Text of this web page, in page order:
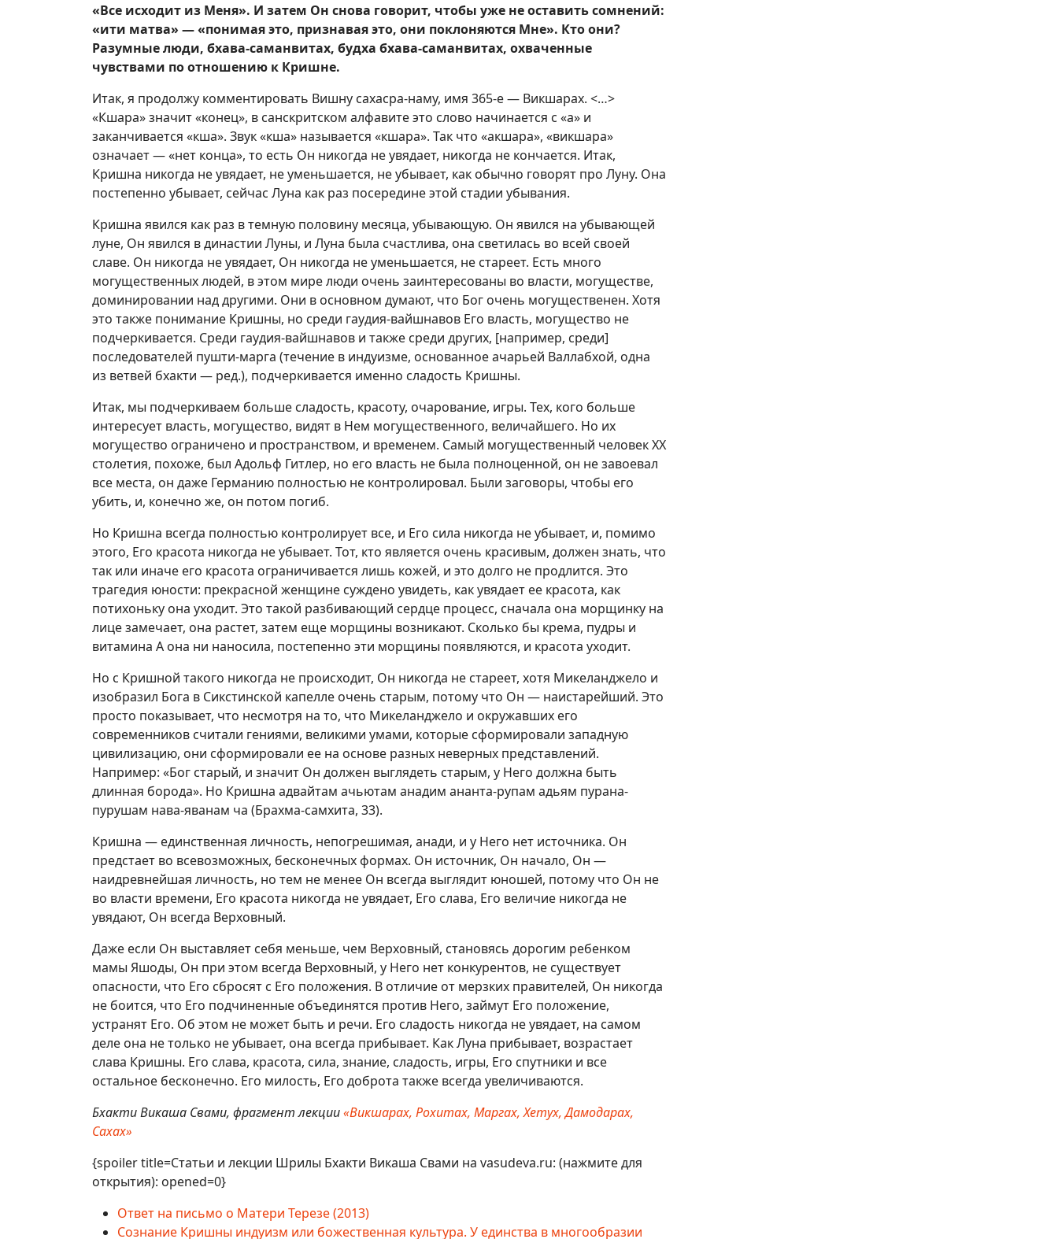
«Все исходит из Меня». И затем Он снова говорит, чтобы уже не оставить сомнений:
«ити матва» — «понимая это, признавая это, они поклоняются Мне». Кто они?
Разумные люди, бхава-саманвитах, будха бхава-саманвитах, охваченные
чувствами по отношению к Кришне.
Итак, я продолжу комментировать Вишну сахасра-наму, имя 365-е — Викшарах. <…>
«Кшара» значит «конец», в санскритском алфавите это слово начинается с «а» и
заканчивается «кша». Звук «кша» называется «кшара». Так что «акшара», «викшара»
означает — «нет конца», то есть Он никогда не увядает, никогда не кончается. Итак,
Кришна никогда не увядает, не уменьшается, не убывает, как обычно говорят про Луну. Она
постепенно убывает, сейчас Луна как раз посередине этой стадии убывания.
Кришна явился как раз в темную половину месяца, убывающую. Он явился на убывающей
луне, Он явился в династии Луны, и Луна была счастлива, она светилась во всей своей
славе. Он никогда не увядает, Он никогда не уменьшается, не стареет. Есть много
могущественных людей, в этом мире люди очень заинтересованы во власти, могуществе,
доминировании над другими. Они в основном думают, что Бог очень могущественен. Хотя
это также понимание Кришны, но среди гаудия-вайшнавов Его власть, могущество не
подчеркивается. Среди гаудия-вайшнавов и также среди других, [например, среди]
последователей пушти-марга (течение в индуизме, основанное ачарьей Валлабхой, одна
из ветвей бхакти — ред.), подчеркивается именно сладость Кришны.
Итак, мы подчеркиваем больше сладость, красоту, очарование, игры. Тех, кого больше
интересует власть, могущество, видят в Нем могущественного, величайшего. Но их
могущество ограничено и пространством, и временем. Самый могущественный человек XX
столетия, похоже, был Адольф Гитлер, но его власть не была полноценной, он не завоевал
все места, он даже Германию полностью не контролировал. Были заговоры, чтобы его
убить, и, конечно же, он потом погиб.
Но Кришна всегда полностью контролирует все, и Его сила никогда не убывает, и, помимо
этого, Его красота никогда не убывает. Тот, кто является очень красивым, должен знать, что
так или иначе его красота ограничивается лишь кожей, и это долго не продлится. Это
трагедия юности: прекрасной женщине суждено увидеть, как увядает ее красота, как
потихоньку она уходит. Это такой разбивающий сердце процесс, сначала она морщинку на
лице замечает, она растет, затем еще морщины возникают. Сколько бы крема, пудры и
витамина А она ни наносила, постепенно эти морщины появляются, и красота уходит.
Но с Кришной такого никогда не происходит, Он никогда не стареет, хотя Микеланджело и
изобразил Бога в Сикстинской капелле очень старым, потому что Он — наистарейший. Это
просто показывает, что несмотря на то, что Микеланджело и окружавших его
современников считали гениями, великими умами, которые сформировали западную
цивилизацию, они сформировали ее на основе разных неверных представлений.
Например: «Бог старый, и значит Он должен выглядеть старым, у Него должна быть
длинная борода». Но Кришна адвайтам ачьютам анадим ананта-рупам адьям пурана-
пурушам нава-яванам ча (Брахма-самхита, 33).
Кришна — единственная личность, непогрешимая, анади, и у Него нет источника. Он
предстает во всевозможных, бесконечных формах. Он источник, Он начало, Он —
наидревнейшая личность, но тем не менее Он всегда выглядит юношей, потому что Он не
во власти времени, Его красота никогда не увядает, Его слава, Его величие никогда не
увядают, Он всегда Верховный.
Даже если Он выставляет себя меньше, чем Верховный, становясь дорогим ребенком
мамы Яшоды, Он при этом всегда Верховный, у Него нет конкурентов, не существует
опасности, что Его сбросят с Его положения. В отличие от мерзких правителей, Он никогда
не боится, что Его подчиненные объединятся против Него, займут Его положение,
устранят Его. Об этом не может быть и речи. Его сладость никогда не увядает, на самом
деле она не только не убывает, она всегда прибывает. Как Луна прибывает, возрастает
слава Кришны. Его слава, красота, сила, знание, сладость, игры, Его спутники и все
остальное бесконечно. Его милость, Его доброта также всегда увеличиваются.
Бхакти Викаша Свами, фрагмент лекции«Викшарах, Рохитах, Маргах, Хетух, Дамодарах,
Сахах»
{spoiler title=Статьи и лекции Шрилы Бхакти Викаша Свами на vasudeva.ru: (нажмите для
открытия): opened=0}
Ответ на письмо о Матери Терезе (2013)
Сознание Кришны индуизм или божественная культура. У единства в многообразии